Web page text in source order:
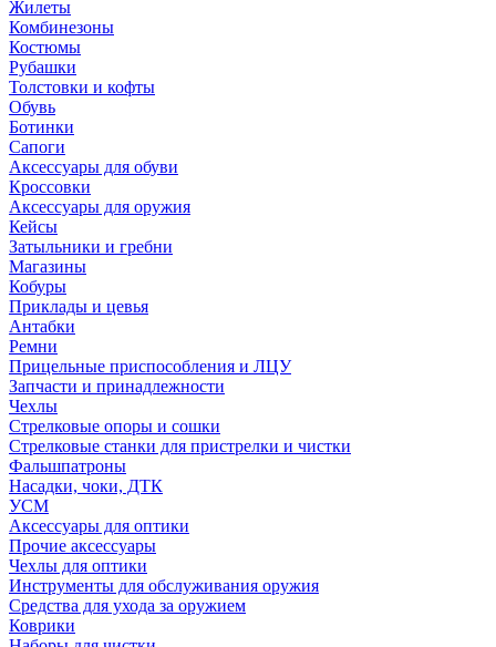
Жилеты
Комбинезоны
Костюмы
Рубашки
Толстовки и кофты
Обувь
Ботинки
Сапоги
Аксессуары для обуви
Кроссовки
Аксессуары для оружия
Кейсы
Затыльники и гребни
Магазины
Кобуры
Приклады и цевья
Антабки
Ремни
Прицельные приспособления и ЛЦУ
Запчасти и принадлежности
Чехлы
Стрелковые опоры и сошки
Стрелковые станки для пристрелки и чистки
Фальшпатроны
Насадки, чоки, ДТК
УСМ
Аксессуары для оптики
Прочие аксессуары
Чехлы для оптики
Инструменты для обслуживания оружия
Средства для ухода за оружием
Коврики